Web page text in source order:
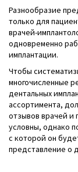
Разнообразие
только для
врачей-
одновременно
имплантации.
Чтобы
многочисленные
дентальных
ассортимента,
отзывов врачей и
условны, однако
с которой он
представление о